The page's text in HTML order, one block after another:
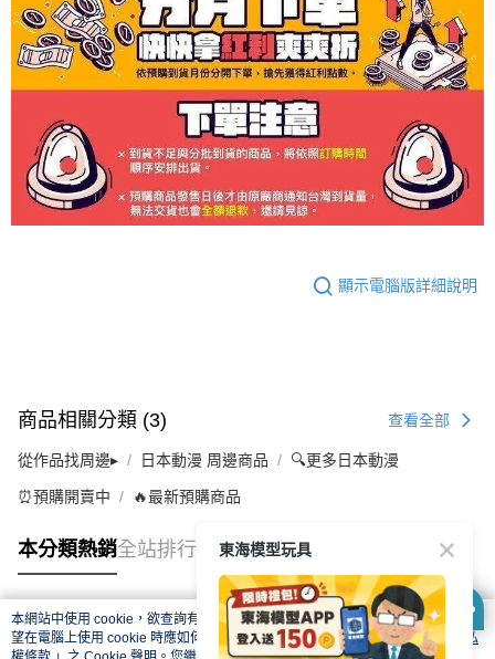
顯示電腦版詳細說明
商品相關分類 (3) 查看全部
從作品找周邊▸ 日本動漫 周邊商品 🔍更多日本動漫
⏰預購開賣中 🔥最新預購商品
本分類熱銷全站排行
熱門標籤
本網站中使用 cookie，欲查詢有關本網站使用 cookie 方式之詳情，及若您不希
望在電腦上使用 cookie 時應如何變更電腦的 cookie 設定，請參閱本網站「
隱私
東海模型玩具